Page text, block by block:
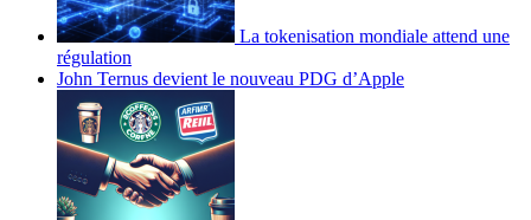
La tokenisation mondiale attend une
régulation
John Ternus devient le nouveau PDG d’Apple